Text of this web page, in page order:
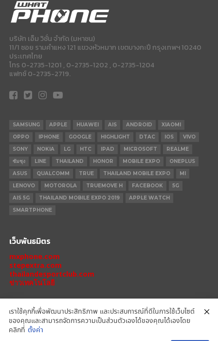
บริษัท เอ็ม วิชั่น จำกัด (มหาชน)
11/1 ซอย รามคำแหง 121 แขวงหัวหมาก เขตบางกะปี กรุงเทพฯ 10240
ประเทศไทย
โทร 0-2735-1201 , 0-2735-1202 , 0-2735-1204
แฟกซ์ 0-2735-2719.
SAMSUNG APPLE HUAWEI AIS ANDROID
XIAOMI
OPPO
IPHONE GOOGLE HIGHLIGHT DTAC IOS
VIVO
SONY
NOKIA LG HTC IPAD MICROSOFT
REALME
ซัมซุง
LINE THAILAND HONOR MOBILE EXPO
ONEPLUS
ASUS
QUALCOMM TRUE THAILAND MOBILE EXPO
MI
LENOVO
MOTOROLA TRUEMOVE H FACEBOOK
5G
AIS 5G
THAILAND MOBILE EXPO 2019
APPLE WATCH
SMARTPHONE
เว็บพันธมิตร
mxphone.com
stepextra.com
thailandesportclub.com
ข่าวเทคโนโลยี
IPHONE 14 PRO
เราใช้คุกกี้เพื่อพัฒนาประสิทธิภาพ และประสบการณ์ที่ดีในการใช้เว็บไซต์
ของคุณและสามารถจัดการความเป็นส่วนตัวเองได้ของคุณได้เองโดย
คลิกที่ ตั้งค่า